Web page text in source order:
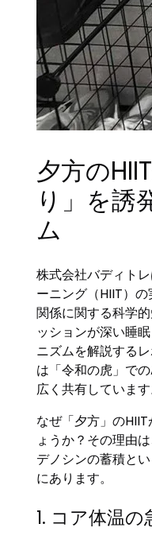
夕方の
り」を誘
ム
株式会社バディト
ーニング（HIIT）
関係に関する科学
ッションが深い睡
ニズムを解説する
は「令和の虎」で
広く共有しています
なぜ「夕方」の
ょうか？その理由
デノシンの蓄積と
にあります。
1. コア体温